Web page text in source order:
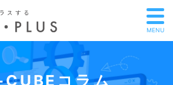
MENU
コラム